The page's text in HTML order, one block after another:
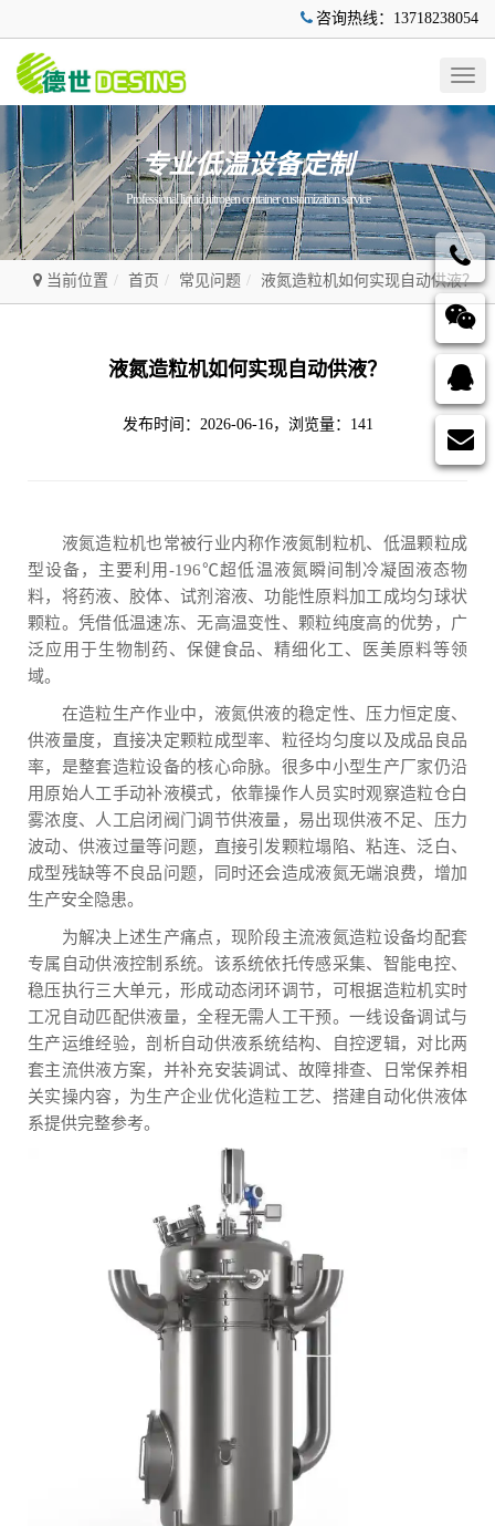
咨询热线：13718238054
专业低温设备定制
Professional liquid nitrogen container customization service
当前位置 首页 常见问题 液氮造粒机如何实现自动供液？
液氮造粒机如何实现自动供液？
发布时间：2026-06-16，浏览量：141
液氮造粒机也常被行业内称作液氮制粒机、低温颗粒成
型设备，主要利用-196℃超低温液氮瞬间制冷凝固液态物
料，将药液、胶体、试剂溶液、功能性原料加工成均匀球状
颗粒。凭借低温速冻、无高温变性、颗粒纯度高的优势，广
泛应用于生物制药、保健食品、精细化工、医美原料等领
域。
在造粒生产作业中，液氮供液的稳定性、压力恒定度、
供液量度，直接决定颗粒成型率、粒径均匀度以及成品良品
率，是整套造粒设备的核心命脉。很多中小型生产厂家仍沿
用原始人工手动补液模式，依靠操作人员实时观察造粒仓白
雾浓度、人工启闭阀门调节供液量，易出现供液不足、压力
波动、供液过量等问题，直接引发颗粒塌陷、粘连、泛白、
成型残缺等不良品问题，同时还会造成液氮无端浪费，增加
生产安全隐患。
为解决上述生产痛点，现阶段主流液氮造粒设备均配套
专属自动供液控制系统。该系统依托传感采集、智能电控、
稳压执行三大单元，形成动态闭环调节，可根据造粒机实时
工况自动匹配供液量，全程无需人工干预。一线设备调试与
生产运维经验，剖析自动供液系统结构、自控逻辑，对比两
套主流供液方案，并补充安装调试、故障排查、日常保养相
关实操内容，为生产企业优化造粒工艺、搭建自动化供液体
系提供完整参考。